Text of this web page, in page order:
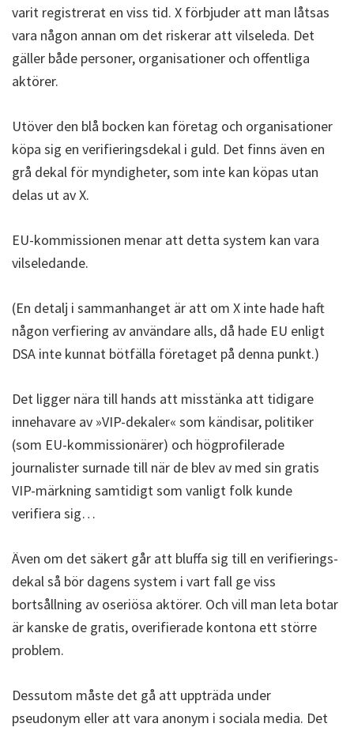
varit registrerat en viss tid. X förbjuder att man låtsas
vara någon annan om det riskerar att vilseleda. Det
gäller både personer, organisationer och offentliga
aktörer.
Utöver den blå bocken kan företag och organisationer
köpa sig en verifieringsdekal i guld. Det finns även en
grå dekal för myndigheter, som inte kan köpas utan
delas ut av X.
EU-kommissionen menar att detta system kan vara
vilseledande.
(En detalj i sammanhanget är att om X inte hade haft
någon verfiering av användare alls, då hade EU enligt
DSA inte kunnat bötfälla företaget på denna punkt.)
Det ligger nära till hands att misstänka att tidigare
innehavare av »VIP-dekaler« som kändisar, politiker
(som EU-kommissionärer) och högprofilerade
journalister surnade till när de blev av med sin gratis
VIP-märkning samtidigt som vanligt folk kunde
verifiera sig…
Även om det säkert går att bluffa sig till en verifierings-
dekal så bör dagens system i vart fall ge viss
bortsållning av oseriösa aktörer. Och vill man leta botar
är kanske de gratis, overifierade kontona ett större
problem.
Dessutom måste det gå att uppträda under
pseudonym eller att vara anonym i sociala media. Det